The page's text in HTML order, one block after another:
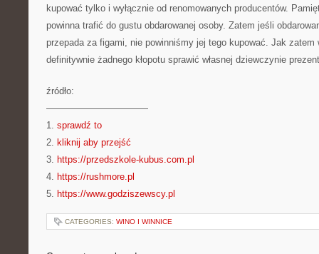
kupować tylko i wyłącznie od renomowanych producentów.
powinna trafić do gustu obdarowanej osoby. Zatem jeśli
przepada za figami, nie powinniśmy jej tego kupować. Jak zatem
definitywnie żadnego kłopotu sprawić własnej dziewczynie
źródło:
———————————
1. sprawdź to
2. kliknij aby przejść
3. https://przedszkole-kubus.com.pl
4. https://rushmore.pl
5. https://www.godziszewscy.pl
CATEGORIES: WINO I WINNICE